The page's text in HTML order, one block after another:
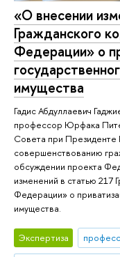
«О внесении
Гражданского
Федерации» о
имущества
Гадис Абдуллаевич
профессор Юрфака
Совета при Президенте
совершенствованию
обсуждении проекта
изменений в статью 217
Федерации» о
имущества.
Экспертиза